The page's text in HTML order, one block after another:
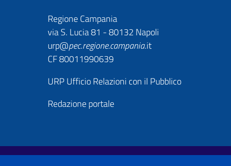
Regione Campania
via S. Lucia 81 - 80132 Napoli
urp@pec.regione.campania.it
CF 80011990639
URP Ufficio Relazioni con il Pubblico
Redazione portale